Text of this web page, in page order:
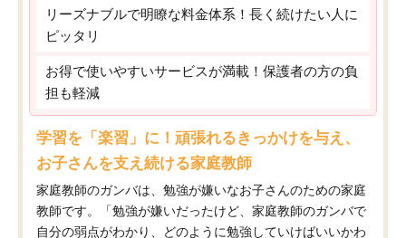
リーズナブルで明瞭な料金体系！長く続けたい人に
ピッタリ
お得で使いやすいサービスが満載！保護者の方の負
担も軽減
学習を「楽習」に！頑張れるきっかけを与え、
お子さんを支え続ける家庭教師
家庭教師のガンバは、勉強が嫌いなお子さんのための家庭
教師です。「勉強が嫌いだったけど、家庭教師のガンバで
自分の弱点がわかり、どのように勉強していけばいいかわ